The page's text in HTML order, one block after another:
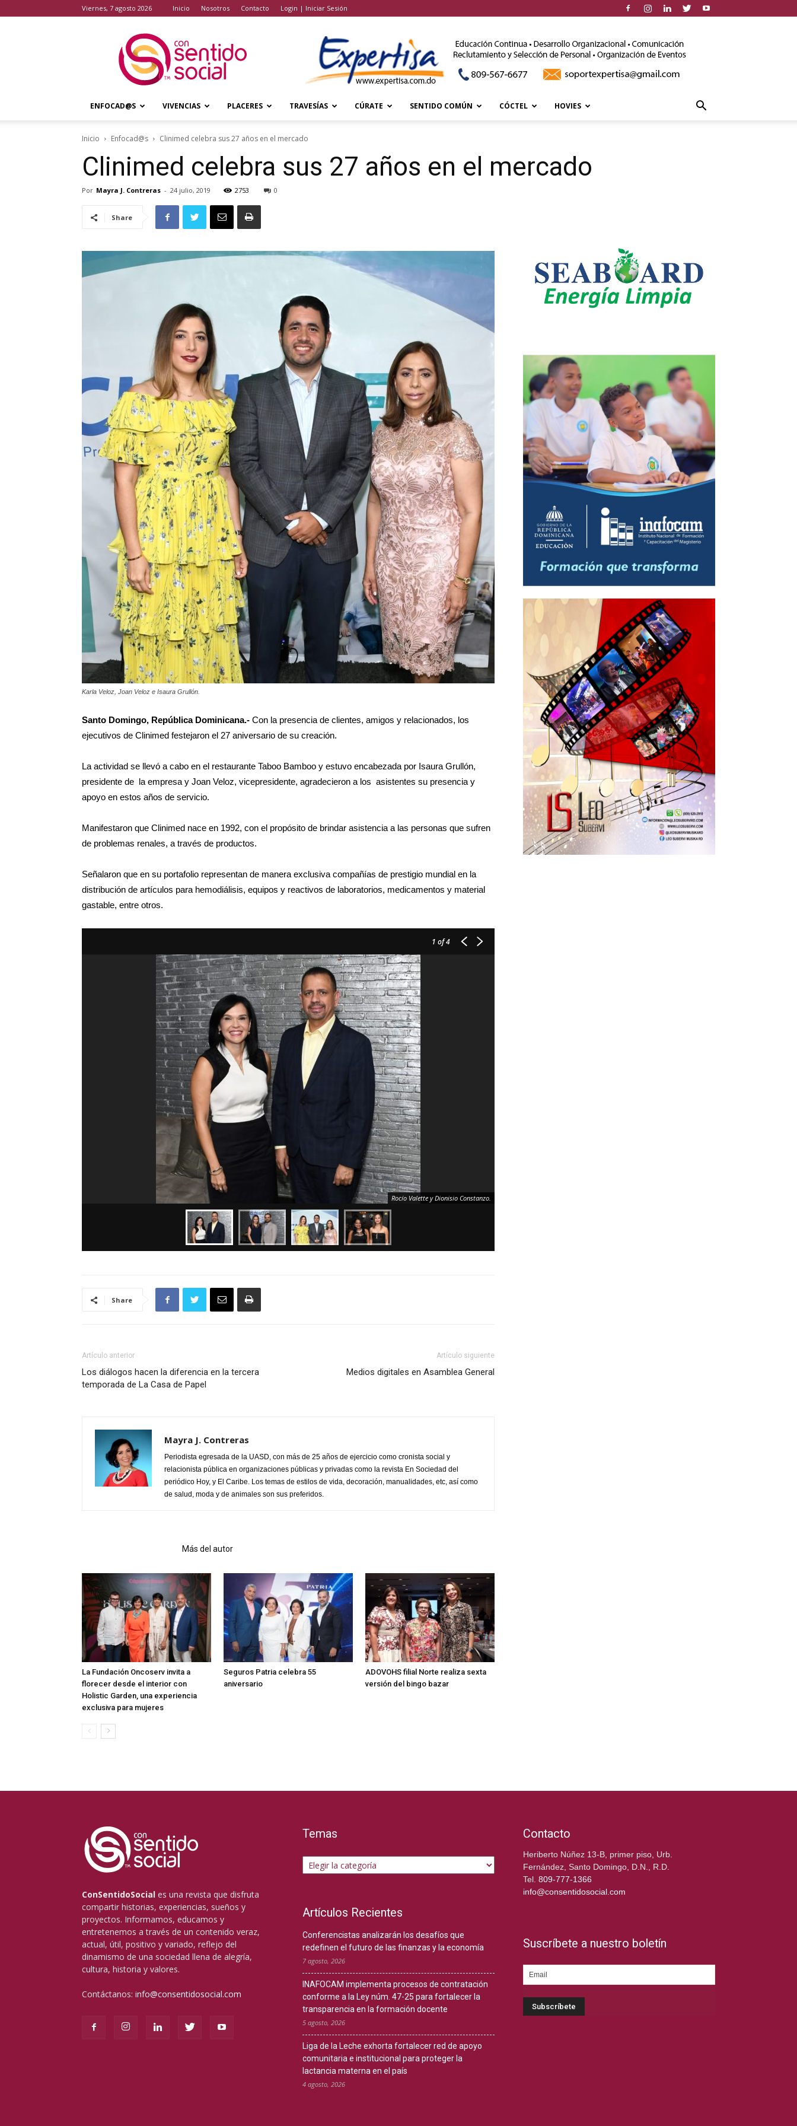
viernes, 7 agosto 2026 Inicio Nosotros Contacto Login | Iniciar Sesión
Sentido
Social
ENFOCAD@S VIVENCIAS PLACERES TRAVESÍAS CÚRATE SENTIDO COMÚN CÓCTEL HOVIES
Inicio Enfocad@s Clinimed celebra sus 27 años en el mercado
Clinimed celebra sus 27 años en el mercado
Por Mayra J. Contreras - 24 julio, 2019 2753 0
Share
Karla Veloz, Joan Veloz e Isaura Grullón.
Santo Domingo, República Dominicana.- Con la presencia de clientes, amigos y relacionados, los
ejecutivos de Clinimed festejaron el 27 aniversario de su creación.
La actividad se llevó a cabo en el restaurante Taboo Bamboo y estuvo encabezada por Isaura Grullón,
presidente de la empresa y Joan Veloz, vicepresidente, agradecieron a los asistentes su presencia y
apoyo en estos años de servicio.
Manifestaron que Clinimed nace en 1992, con el propósito de brindar asistencia a las personas que sufren
de problemas renales, a través de productos.
Señalaron que en su portafolio representan de manera exclusiva compañías de prestigio mundial en la
distribución de artículos para hemodiálisis, equipos y reactivos de laboratorios, medicamentos y material
gastable, entre otros.
1 of 4
Rocío Valette y Dionisio Constanzo.
Share
Artículo anterior
Los diálogos hacen la diferencia en la tercera
temporada de La Casa de Papel
Artículo siguiente
Medios digitales en Asamblea General
Mayra J. Contreras
Periodista egresada de la UASD, con más de 25 años de ejercicio como cronista social y
relacionista pública en organizaciones públicas y privadas como la revista En Sociedad del
periódico Hoy, y El Caribe. Los temas de estilos de vida, decoración, manualidades, etc, así como
de salud, moda y de animales son sus preferidos.
Más del autor
La Fundación Oncoserv invita a
florecer desde el interior con
Holistic Garden, una experiencia
exclusiva para mujeres
Seguros Patria celebra 55
aniversario
ADOVOHS filial Norte realiza sexta
versión del bingo bazar
ConSentidoSocial es una revista que disfruta
compartir historias, experiencias, sueños y
proyectos. Informamos, educamos y
entretenemos a través de un contenido veraz,
actual, útil, positivo y variado, reflejo del
dinamismo de una sociedad llena de alegría,
cultura, historia y valores.
Contáctanos: info@consentidosocial.com
Temas
Temas
Artículos Recientes
Conferencistas analizarán los desafíos que
redefinen el futuro de las finanzas y la economía
7 agosto, 2026
INAFOCAM implementa procesos de contratación
conforme a la Ley núm. 47-25 para fortalecer la
transparencia en la formación docente
5 agosto, 2026
Liga de la Leche exhorta fortalecer red de apoyo
comunitaria e institucional para proteger la
lactancia materna en el país
4 agosto, 2026
Contacto
Heriberto Núñez 13-B, primer piso, Urb.
Fernández, Santo Domingo, D.N., R.D.
Tel. 809-777-1366
info@consentidosocial.com
Suscríbete a nuestro boletín